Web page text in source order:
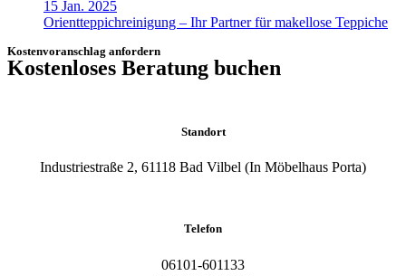
15 Jan. 2025
Orientteppichreinigung – Ihr Partner für makellose Teppiche
Kostenvoranschlag anfordern
Kostenloses Beratung buchen
Standort
Industriestraße 2, 61118 Bad Vilbel (In Möbelhaus Porta)
Telefon
06101-601133